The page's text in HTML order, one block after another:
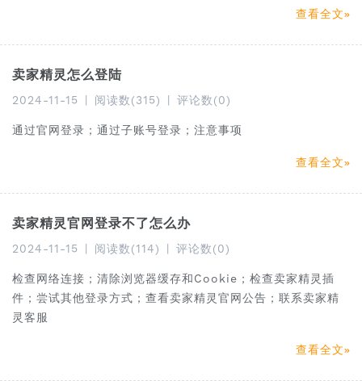
查看全文
卖家精灵怎么登陆
2024-11-15 阅读数(315) 评论数(0)
通过官网登录；通过子账号登录；注意事项
查看全文
卖家精灵官网登录不了怎么办
2024-11-15 阅读数(114) 评论数(0)
检查网络连接；清除浏览器缓存和Cookie；检查卖家精灵插
件；尝试其他登录方式；查看卖家精灵官网公告；联系卖家精
灵客服
查看全文